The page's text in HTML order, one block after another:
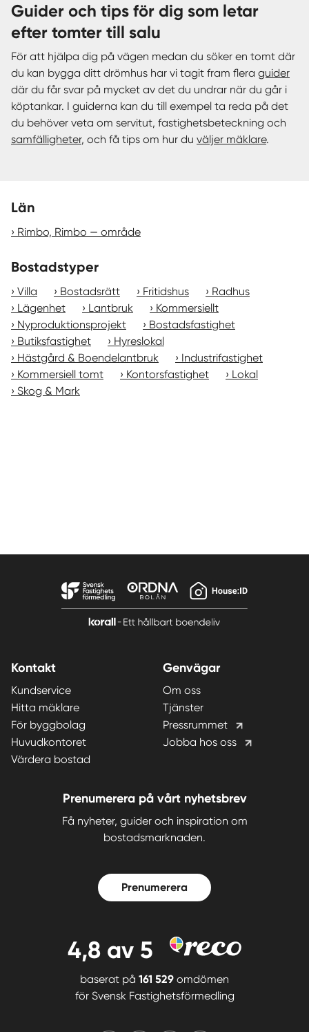
Guider och tips för dig som letar
efter tomter till salu
För att hjälpa dig på vägen medan du söker en tomt där
du kan bygga ditt drömhus har vi tagit fram flera guider
där du får svar på mycket av det du undrar när du går i
köptankar. I guiderna kan du till exempel ta reda på det
du behöver veta om servitut, fastighetsbeteckning och
samfälligheter, och få tips om hur du väljer mäklare.
Län
Rimbo, Rimbo — område
Bostadstyper
Villa Bostadsrätt Fritidshus
Radhus
Lägenhet
Lantbruk
Kommersiellt
Nyproduktionsprojekt
Bostadsfastighet
Butiksfastighet
Hyreslokal
Hästgård & Boendelantbruk
Industrifastighet
Kommersiell tomt
Kontorsfastighet
Lokal
Skog & Mark
Kontakt
Kundservice
Hitta mäklare
För byggbolag
Huvudkontoret
Värdera bostad
Genvägar
Om oss
Tjänster
Pressrummet
Jobba hos oss
Prenumerera på vårt nyhetsbrev
Få nyheter, guider och inspiration om
bostadsmarknaden.
Prenumerera
4,8 av 5
baserat på 161 529 omdömen
för Svensk Fastighetsförmedling